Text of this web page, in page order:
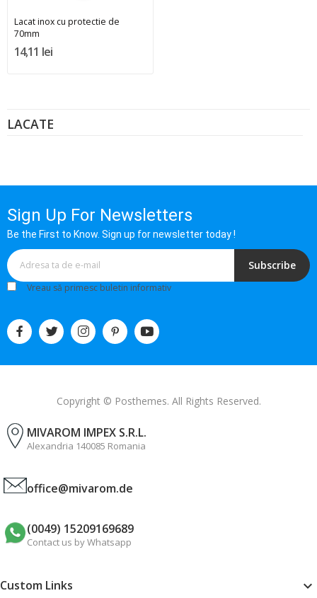
LACATE
Lacat inox cu protectie de
70mm
14,11 lei
Sign Up For Newsletters
Be the First to Know. Sign up for newsletter today !
Subscribe
Vreau să primesc buletin informativ
Copyright © Posthemes. All Rights Reserved.
MIVAROM IMPEX S.R.L.
Alexandria 140085 Romania
office@mivarom.de
(0049) 15209169689
Contact us by Whatsapp
Custom Links 